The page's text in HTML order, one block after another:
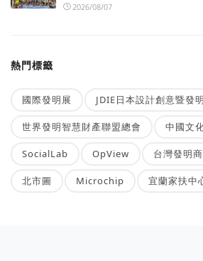
2026/08/07
熱門標籤
國際發明展 JDIE日本設計創意暨發
世界發明智慧財產聯盟總會 中國文
SocialLab OpView 台灣發明
北市圖 Microchip 宜蘭家扶中